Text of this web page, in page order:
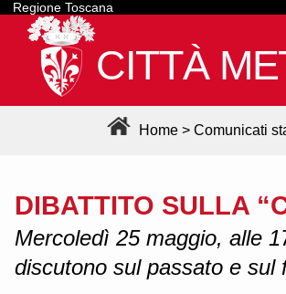
Regione Toscana
CITTÀ
Home > Comunicati
DIBATTITO SULLA
Mercoledì 25 maggio, alle
discutono sul passato e sul